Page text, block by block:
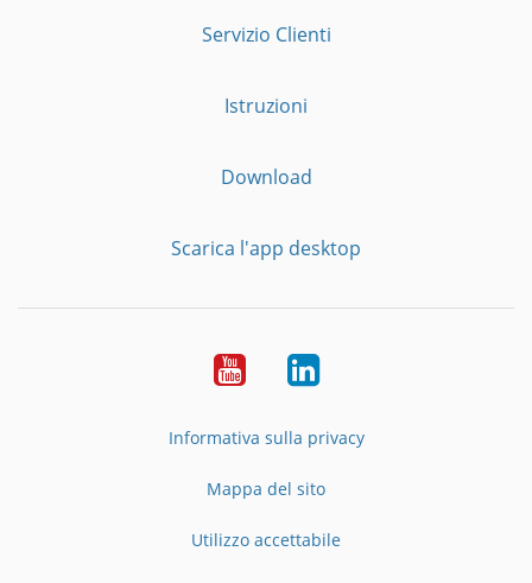
Servizio Clienti
Istruzioni
Download
Scarica l'app desktop
YouTubeLinkedIn
Informativa sulla privacy
Mappa del sito
Utilizzo accettabile